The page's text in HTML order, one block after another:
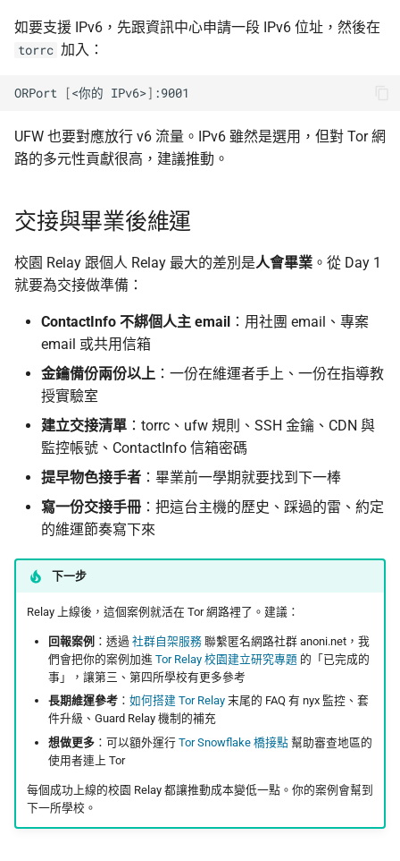
如要支援 IPv6，先跟資訊中心申請一段 IPv6 位址，然後在
torrc 加入：
ORPort [<你的 IPv6>]
UFW 也要對應放行 v6 流量。IPv6 雖然是選用，但對 Tor 網
路的多元性貢獻很高，建議推動。
交接與畢業後維運
校園 Relay 跟個人 Relay 最大的差別是人會畢業 。從 Day 1
就要為交接做準備：
ContactInfo 不綁個人主 email ：用社團 email、專案
email 或共用信箱
金鑰備份兩份以上 ：一份在維運者手上、一份在指導教
授實驗室
建立交接清單 ：torrc、ufw 規則、SSH 金鑰、CDN 與
監控帳號、ContactInfo 信箱密碼
提早物色接手者 ：畢業前一學期就要找到下一棒
寫一份交接手冊 ：把這台主機的歷史、踩過的雷、約定
的維運節奏寫下來
下一步
Relay 上線後，這個案例就活在 Tor 網路裡了。建議：
回報案例 ：透過 社群自架服務聯繫匿名網路社群 anoni.net，我
們會把你的案例加進 Tor Relay 校園建立研究專題 的「已完成的
事」，讓第三、第四所學校有更多參考
長期維運參考： 如何搭建 Tor Relay末尾的 FAQ 有 nyx 監控、套
件升級、Guard Relay 機制的補充
想做更多：可以額外運行 Tor Snowflake 橋接點幫助審查地區的
使用者連上 Tor
每個成功上線的校園 Relay 都讓推動成本變低一點。你的案例會幫到
下一所學校。